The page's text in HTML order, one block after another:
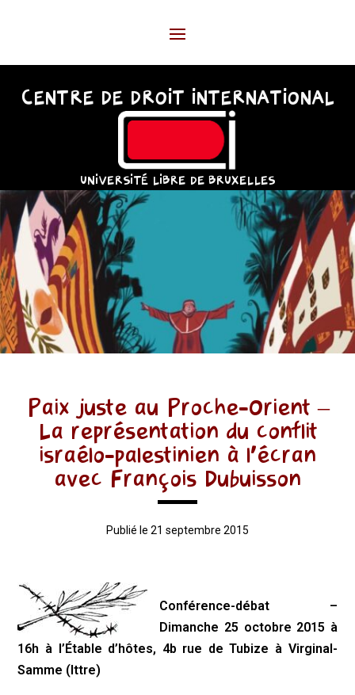
CENTRE DE DROIT INTERNATIONAL
UNIVERSITÉ LIBRE DE BRUXELLES
Paix juste au Proche-Orient –
La représentation du conflit
israélo-palestinien à l’écran
avec François Dubuisson
Publié le 21 septembre 2015
Conférence-débat –
Dimanche 25 octobre 2015 à
16h àl’Étable d’hôtes, 4b rue de Tubize à Virginal-
Samme (Ittre)